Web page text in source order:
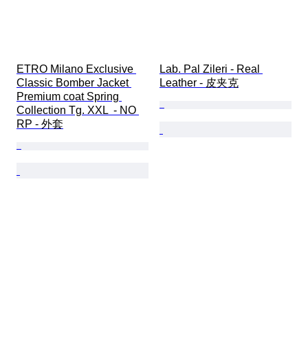
ETRO Milano Exclusive
Classic Bomber Jacket
Premium coat Spring
Collection Tg. XXL  - NO
RP - 外套
Lab. Pal Zileri - Real
Leather - 皮夹克